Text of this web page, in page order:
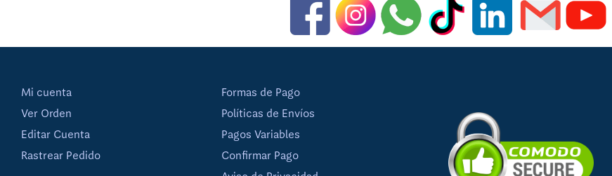
Mi cuenta
Ver Orden
Editar Cuenta
Rastrear Pedido
Formas de Pago
Políticas de Envíos
Pagos Variables
Confirmar Pago